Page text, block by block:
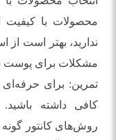
محصولات با کیفیت
ندارید، بهتر است از
مشکلات برای پوست
تمرین: برای
کافی داشته باشید.
روش‌های کانتور